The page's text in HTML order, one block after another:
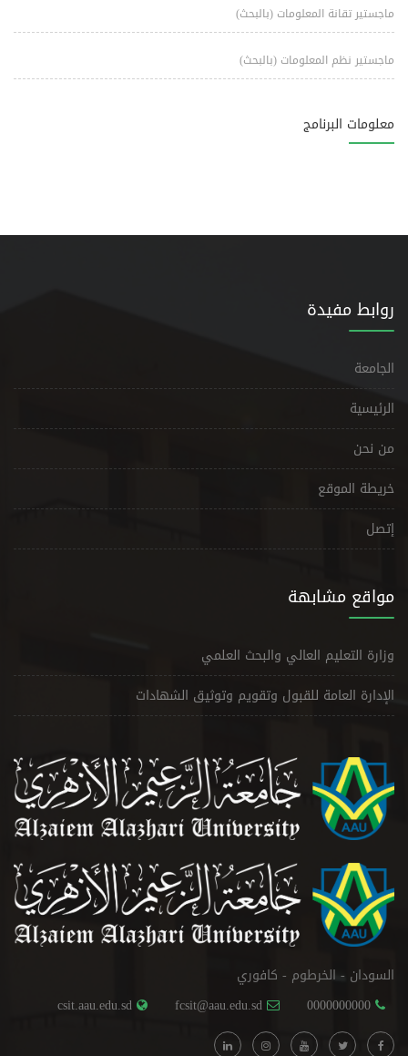
ماجستير تقانة المعلومات (بالبحث)
ماجستير نظم المعلومات (بالبحث)
معلومات البرنامج
روابط مفيدة
الجامعة
الرئيسية
من نحن
خريطة الموقع
إتصل
مواقع مشابهة
وزارة التعليم العالي والبحث العلمي
الإدارة العامة للقبول وتقويم وتوثيق الشهادات
السودان - الخرطوم - كافوري
0000000000
fcsit@aau.edu.sd
csit.aau.edu.sd